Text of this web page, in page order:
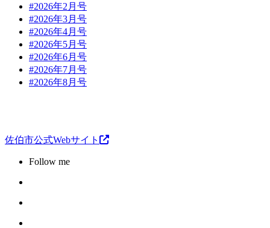
#2026年2月号
#2026年3月号
#2026年4月号
#2026年5月号
#2026年6月号
#2026年7月号
#2026年8月号
佐伯市公式Webサイト
Follow me